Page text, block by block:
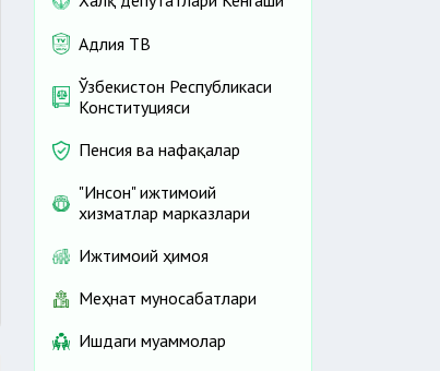
Адлия ТВ
Ўзбекистон Республикаси
Конституцияси
Пенсия ва нафақалар
"Инсон" ижтимоий
хизматлар марказлари
Ижтимоий ҳимоя
Меҳнат муносабатлари
Ишдаги муаммолар